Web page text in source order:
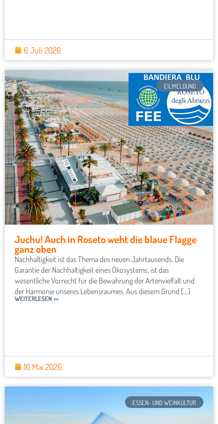
6 Juli 2026
EILMELDUNG
Juchu! Auch in Roseto weht die blaue Flagge
ganz oben
Nachhaltigkeit ist das Thema des neuen Jahrtausends. Die
Garantie der Nachhaltigkeit eines Ökosystems, ist das
wesentliche Vorrecht für die Bewahrung der Artenvielfalt und
der Harmonie unseres Lebensraumes. Aus diesem Grund [...]
WEITERLESEN >>
16 Mai 2026
ESSEN- UND WEINKULTUR